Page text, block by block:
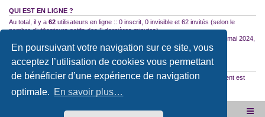
En poursuivant votre navigation sur ce site, vous
acceptez l’utilisation de cookies vous permettant
de bénéficier d’une expérience de navigation
optimale. En savoir plus…
QUI EST EN LIGNE ?
Au total, il y a 62 utilisateurs en ligne :: 0 inscrit, 0 invisible et 62 invités (selon le
nombre d’utilisateurs actifs des 5 dernières minutes)
le 10 mai 2024,
18:04
STATISTIQUES
35523messages •2588sujets •2972 membres • Notre membre le plus récent est
Site internet de l'association Accueil du forum